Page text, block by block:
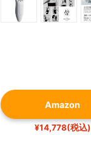
Amazon
¥14,778(税込)